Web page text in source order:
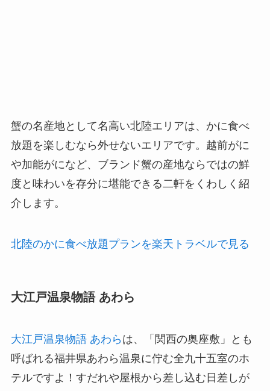
蟹の名産地として名高い北陸エリアは、かに食べ
放題を楽しむなら外せないエリアです。越前がに
や加能がになど、ブランド蟹の産地ならではの鮮
度と味わいを存分に堪能できる二軒をくわしく紹
介します。
北陸のかに食べ放題プランを楽天トラベルで見る
大江戸温泉物語 あわら
大江戸温泉物語 あわら は、「関西の奥座敷」とも
呼ばれる福井県あわら温泉に佇む全九十五室のホ
テルですよ！すだれや屋根から差し込む日差しが